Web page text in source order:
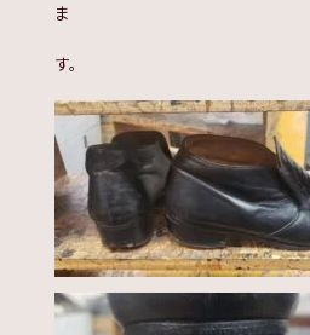
ま
す。